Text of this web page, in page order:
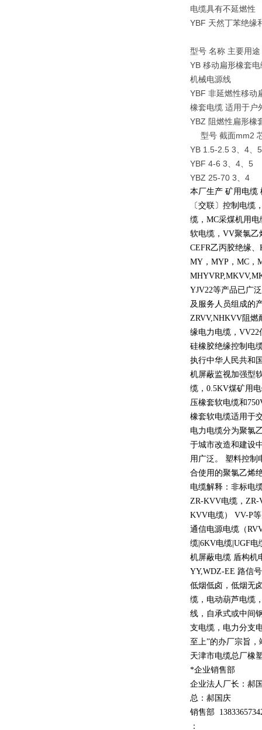
电缆具有不延燃性
YBF 天然丁苯绝缘
型号 名称 主要用途
YB 移动扁形橡套
机械电源线
YBF 非延燃性移动
橡套电缆 适用于户
YBZ 阻燃性扁形橡
型号 截面mm2
YB 1.5-2.5 3、4、
YBF 4-6 3、4、5
YBZ 25-70 3、4
本厂生产 矿用电缆
〔交联〕控制电缆
缆， MC采煤机用电
软电缆， VV聚氯乙
CEFR乙丙胶绝缘、
MY ， MYP ， MC ，
YJV22等产品已广
及服务人员组成的
ZRVV,NHKVV阻燃
缘电力电缆， VV22
硅橡胶绝缘控制电
执行中华人民共和
机屏蔽监视加强型
缆， 0.5KV煤矿用
压橡套软电缆和
橡套软电缆适用于
电力电缆分为聚氯
于城市改造和建设
用广泛。 塑料控制
合使用的聚氯乙烯
电缆解释：非标电
ZR-KVV电缆， ZR-
KVV电缆） VV-P
通信电源电缆（
缆 |6KV电缆 |UGF电
机屏蔽电缆 盾构机
YY,WDZ-EE 路信
低烟低卤，低烟无
缆，电动葫芦电缆
线，自承式或中间
支电缆，电力分支
至上”的办厂宗旨，
天津市电缆总厂橡
*企业销售部
企业法人厂长：郝
总：郝国庆
销售部 13833
：